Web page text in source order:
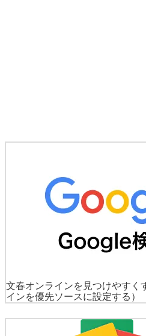
文春オンラインを見つけやすく
インを優先ソースに設定する）